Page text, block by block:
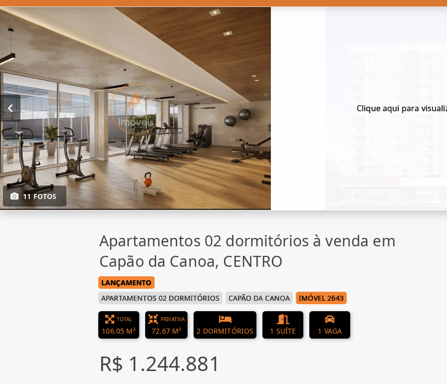
11 FOTOS
Clique aqui para
Apartamentos 02 dormitórios à venda em
Capão da Canoa, CENTRO
LANÇAMENTO
APARTAMENTOS 02 DORMITÓRIOS
CAPÃO DA CANOA IMÓVEL 2643
TOTAL
106.05 M²
PRIVATIVA
72.67 M² 2 DORMITÓRIOS 1 SUÍTE 1 VAGA
R$ 1.244.881